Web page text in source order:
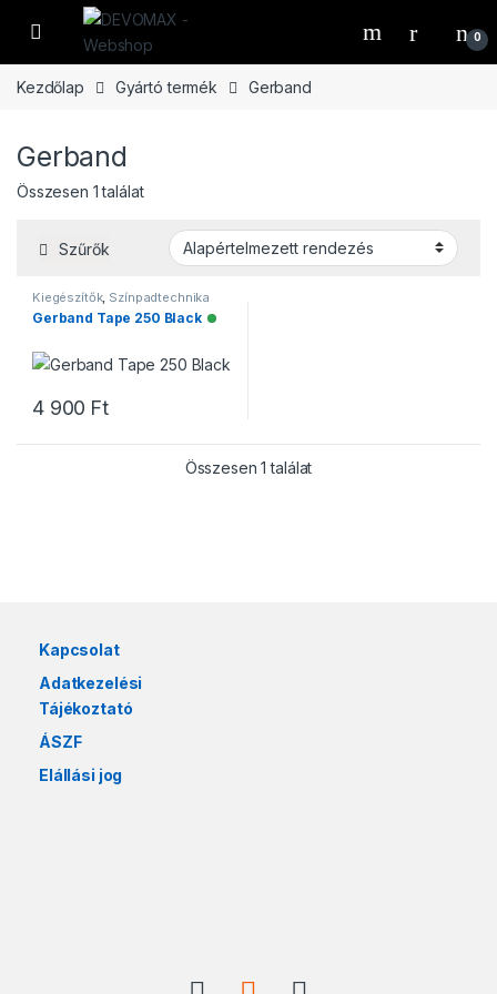
Ugrás a navigációhoz
Ugrás a tartalomhoz
Open 0
Kezdőlap Gyártó termék Gerband
Gerband
Összesen 1 találat
Szűrők
Kiegészítők, Színpadtechnika
Gerband Tape 250 Black Elérhető
4 900 Ft
Összesen 1 találat
Kapcsolat
Adatkezelési
Tájékoztató
ÁSZF
Elállási jog